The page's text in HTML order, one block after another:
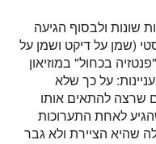
שונות ולבסוף הגיעה
(שמן על דיקט ושמן על
בכחול" במוזיאון
על כך שלא
שרצה להתאים אותו
לאחת התערוכות
שהיא הציירת ולא גבר